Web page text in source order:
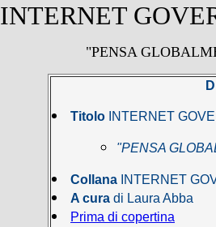
INTERNET
"PENSA
Titolo INTERNET
"PENSA
Collana INTERNET
A cura di Laura Abba
Prima di copertina